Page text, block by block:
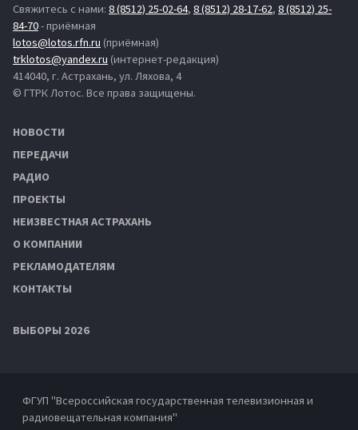
Свяжитесь с нами: 8 (8512) 25-02-64, 8 (8512) 28-17-62, 8 (8512) 25-
84-70- приёмная
lotos@lotos.rfn.ru (приёмная)
trklotos@yandex.ru (интернет-редакция)
414040, г. Астрахань, ул. Ляхова, 4
© ГТРК Лотос. Все права защищены.
НОВОСТИ
ПЕРЕДАЧИ
РАДИО
ПРОЕКТЫ
НЕИЗВЕСТНАЯ АСТРАХАНЬ
О КОМПАНИИ
РЕКЛАМОДАТЕЛЯМ
КОНТАКТЫ
ВЫБОРЫ 2026
ФГУП "Всероссийская государственная телевизионная и
радиовещательная компания"